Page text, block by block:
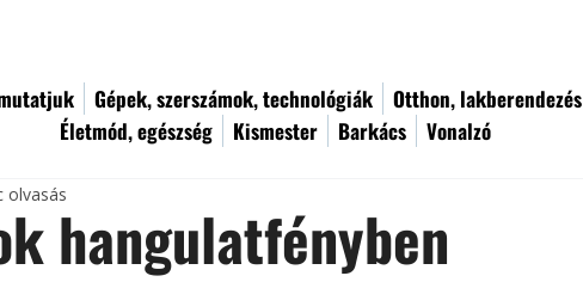
Gépek, szerszámok, technológiák Otthon, lakberendezés
Életmód, egészség
Kismester Barkács Vonalzó
hangulatfényben
olvasás